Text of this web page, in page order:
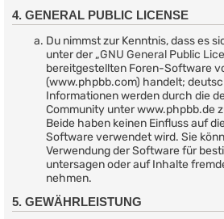
4. GENERAL PUBLIC LICENSE
Du nimmst zur Kenntnis, dass es
unter der „GNU General Public
bereitgestellten Foren-Software
(www.phpbb.com) handelt;
Informationen werden durch die
Community unter www.phpbb.de
Beide haben keinen Einfluss auf
Software verwendet wird. Sie
Verwendung der Software für
untersagen oder auf Inhalte
nehmen.
5. GEWÄHRLEISTUNG